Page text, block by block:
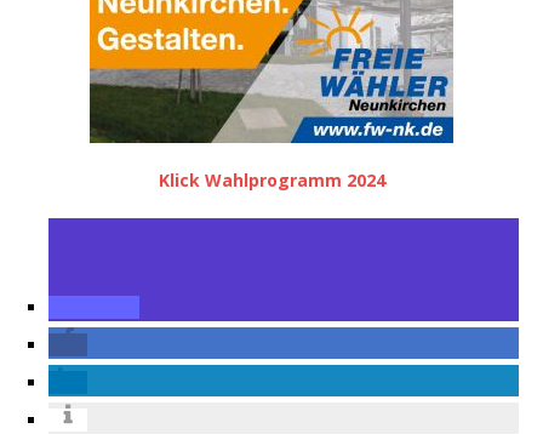
Klick Wahlprogramm 2024